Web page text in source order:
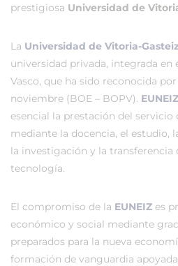
prestigiosa Universidad de
La Universidad de Vitoria-
universidad privada, integrada en
Vasco, que ha sido reconocida por
noviembre (BOE – BOPV). EUNEIZ
esencial la prestación del servicio
mediante la docencia, el estudio,
la investigación y la
tecnología.
El compromiso de la EUNEIZ es
económico y social mediante
preparados para la nueva
formación de vanguardia